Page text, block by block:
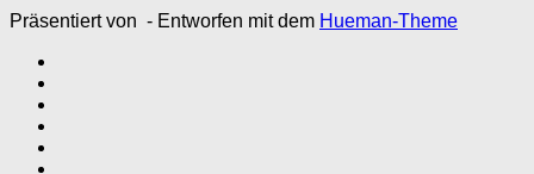
Präsentiert von - Entworfen mit dem Hueman-Theme